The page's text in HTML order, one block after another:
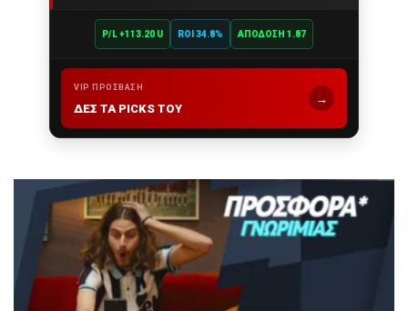
P/L +113.20 U ROI 34.8% ΑΠΌΔΟΣΗ 1.87
VIP ΠΡΌΣΒΑΣΗ
ΔΕΣ ΤΑ PICKS ΤΟΥ
→